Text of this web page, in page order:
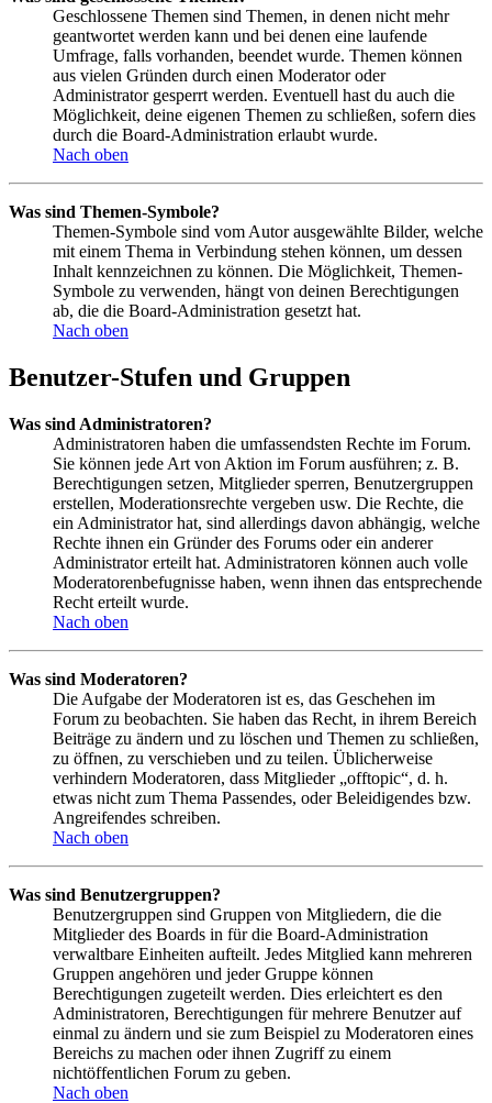
Geschlossene Themen sind Themen, in denen nicht mehr
geantwortet werden kann und bei denen eine laufende
Umfrage, falls vorhanden, beendet wurde. Themen können
aus vielen Gründen durch einen Moderator oder
Administrator gesperrt werden. Eventuell hast du auch die
Möglichkeit, deine eigenen Themen zu schließen, sofern dies
durch die Board-Administration erlaubt wurde.
Nach oben
Was sind Themen-Symbole?
Themen-Symbole sind vom Autor ausgewählte Bilder, welche
mit einem Thema in Verbindung stehen können, um dessen
Inhalt kennzeichnen zu können. Die Möglichkeit, Themen-
Symbole zu verwenden, hängt von deinen Berechtigungen
ab, die die Board-Administration gesetzt hat.
Nach oben
Benutzer-Stufen und Gruppen
Was sind Administratoren?
Administratoren haben die umfassendsten Rechte im Forum.
Sie können jede Art von Aktion im Forum ausführen; z. B.
Berechtigungen setzen, Mitglieder sperren, Benutzergruppen
erstellen, Moderationsrechte vergeben usw. Die Rechte, die
ein Administrator hat, sind allerdings davon abhängig, welche
Rechte ihnen ein Gründer des Forums oder ein anderer
Administrator erteilt hat. Administratoren können auch volle
Moderatorenbefugnisse haben, wenn ihnen das entsprechende
Recht erteilt wurde.
Nach oben
Was sind Moderatoren?
Die Aufgabe der Moderatoren ist es, das Geschehen im
Forum zu beobachten. Sie haben das Recht, in ihrem Bereich
Beiträge zu ändern und zu löschen und Themen zu schließen,
zu öffnen, zu verschieben und zu teilen. Üblicherweise
verhindern Moderatoren, dass Mitglieder „offtopic“, d. h.
etwas nicht zum Thema Passendes, oder Beleidigendes bzw.
Angreifendes schreiben.
Nach oben
Was sind Benutzergruppen?
Benutzergruppen sind Gruppen von Mitgliedern, die die
Mitglieder des Boards in für die Board-Administration
verwaltbare Einheiten aufteilt. Jedes Mitglied kann mehreren
Gruppen angehören und jeder Gruppe können
Berechtigungen zugeteilt werden. Dies erleichtert es den
Administratoren, Berechtigungen für mehrere Benutzer auf
einmal zu ändern und sie zum Beispiel zu Moderatoren eines
Bereichs zu machen oder ihnen Zugriff zu einem
nichtöffentlichen Forum zu geben.
Nach oben